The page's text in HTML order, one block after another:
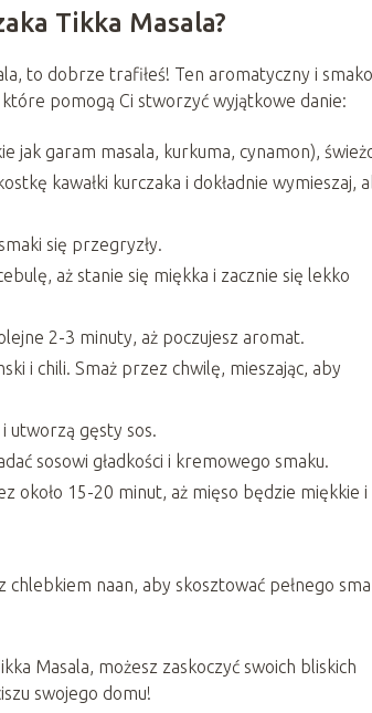
Tikka Masala?
to dobrze trafiłeś! Ten aromatyczny i
pomogą Ci stworzyć wyjątkowe danie:
jak garam masala, kurkuma, cynamon),
kawałki kurczaka i dokładnie wymieszaj,
się przegryzły.
aż stanie się miękka i zacznie się lekko
2-3 minuty, aż poczujesz aromat.
i chili. Smaż przez chwilę, mieszając, aby
utworzą gęsty sos.
sosowi gładkości i kremowego smaku.
około 15-20 minut, aż mięso będzie miękkie i
naan, aby skosztować pełnego
Masala, możesz zaskoczyć swoich bliskich
swojego domu!